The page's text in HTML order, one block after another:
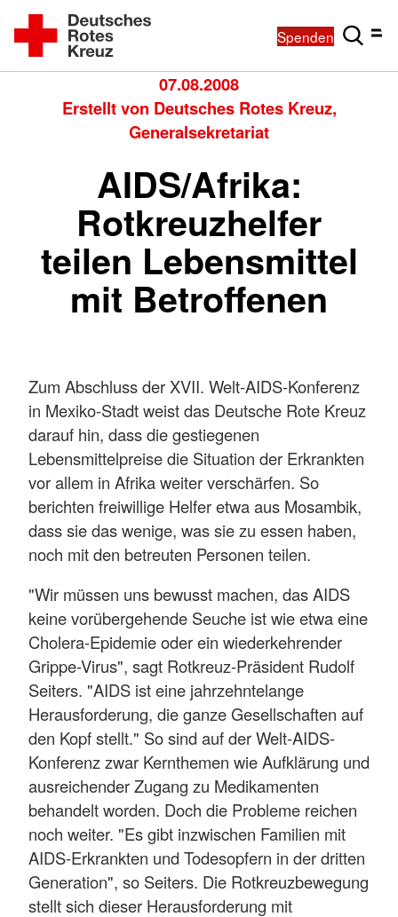
Spenden
07.08.2008
Erstellt von Deutsches Rotes Kreuz,
Generalsekretariat
AIDS/Afrika:
Rotkreuzhelfer
teilen Lebensmittel
mit Betroffenen
Zum Abschluss der XVII. Welt-AIDS-Konferenz
in Mexiko-Stadt weist das Deutsche Rote Kreuz
darauf hin, dass die gestiegenen
Lebensmittelpreise die Situation der Erkrankten
vor allem in Afrika weiter verschärfen. So
berichten freiwillige Helfer etwa aus Mosambik,
dass sie das wenige, was sie zu essen haben,
noch mit den betreuten Personen teilen.
"Wir müssen uns bewusst machen, das AIDS
keine vorübergehende Seuche ist wie etwa eine
Cholera-Epidemie oder ein wiederkehrender
Grippe-Virus", sagt Rotkreuz-Präsident Rudolf
Seiters. "AIDS ist eine jahrzehntelange
Herausforderung, die ganze Gesellschaften auf
den Kopf stellt." So sind auf der Welt-AIDS-
Konferenz zwar Kernthemen wie Aufklärung und
ausreichender Zugang zu Medikamenten
behandelt worden. Doch die Probleme reichen
noch weiter. "Es gibt inzwischen Familien mit
AIDS-Erkrankten und Todesopfern in der dritten
Generation", so Seiters. Die Rotkreuzbewegung
stellt sich dieser Herausforderung mit